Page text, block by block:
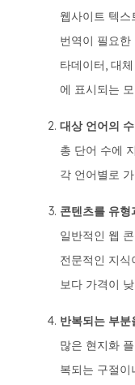
웹사이트 텍
번역이 필요한
타데이터, 대
에 표시되는
대상 언어의
총 단어 수에
각 언어별로
콘텐츠를 유
일반적인 웹
전문적인 지
보다 가격이
반복되는 부
많은 현지화
복되는 구절